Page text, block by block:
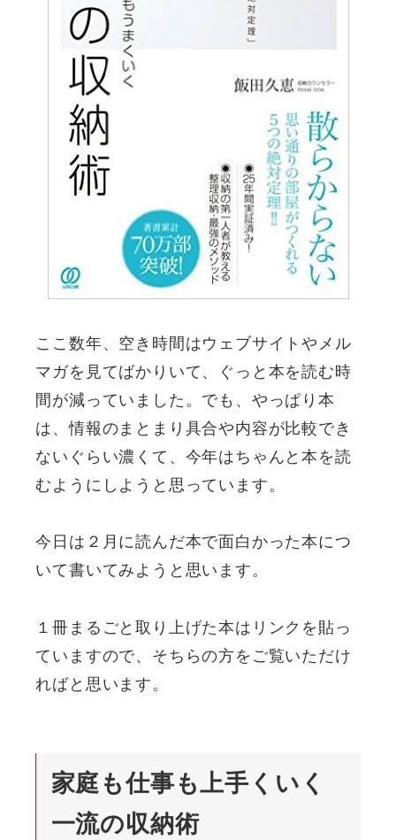
ここ数年、空き時間はウェブサイトやメル
マガを見てばかりいて、ぐっと本を読む時
間が減っていました。でも、やっぱり本
は、情報のまとまり具合や内容が比較でき
ないぐらい濃くて、今年はちゃんと本を読
むようにしようと思っています。
今日は２月に読んだ本で面白かった本につ
いて書いてみようと思います。
１冊まるごと取り上げた本はリンクを貼っ
ていますので、そちらの方をご覧いただけ
ればと思います。
家庭も仕事も上手くいく
一流の収納術